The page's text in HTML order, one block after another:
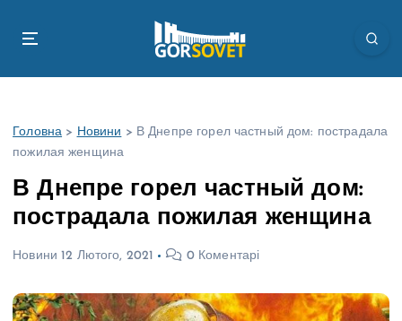
Головна > Новини > В Днепре горел частный дом: пострадала
пожилая женщина
В Днепре горел частный дом:
пострадала пожилая женщина
Новини 12 Лютого, 2021 0 Коментарі